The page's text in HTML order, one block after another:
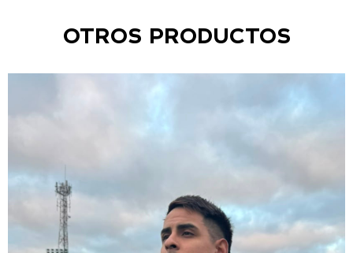
OTROS PRODUCTOS